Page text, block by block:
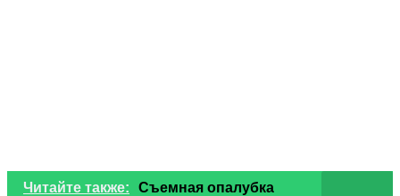
Читайте также: Съемная опалубка